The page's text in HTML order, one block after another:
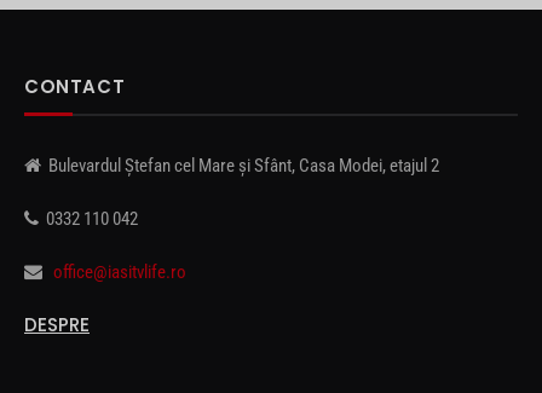
CONTACT
Bulevardul Ștefan cel Mare și Sfânt, Casa Modei, etajul 2
0332 110 042
office@iasitvlife.ro
DESPRE